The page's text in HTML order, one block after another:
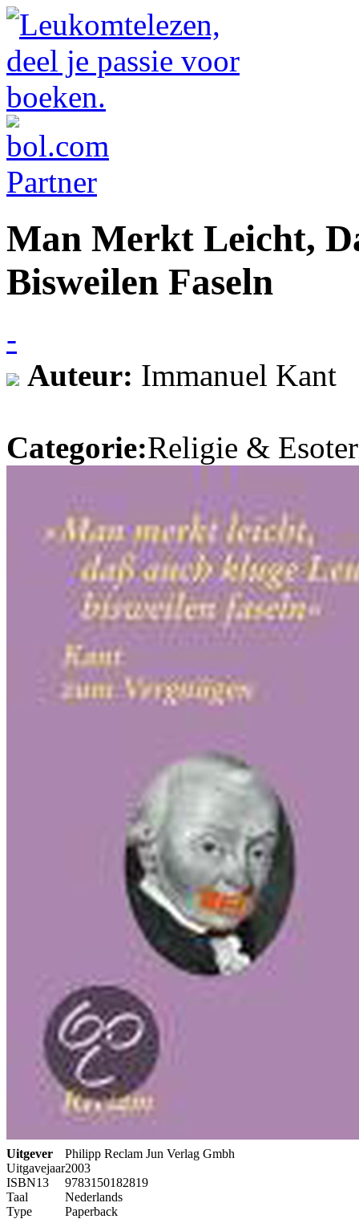
Man Merkt Leicht,
Bisweilen Faseln
-
Auteur: Immanuel Kant
Categorie:Religie &
Uitgever
Philipp Reclam Jun Verlag Gmbh
Uitgavejaar2003
ISBN13
9783150182819
Taal
Nederlands
Type
Paperback